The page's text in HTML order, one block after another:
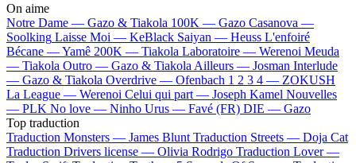
On aime
Notre Dame — Gazo & Tiakola 100K — Gazo Casanova —
Soolking Laisse Moi — KeBlack Saiyan — Heuss L'enfoiré
Bécane —Yamê 200K — Tiakola Laboratoire — Werenoi Meuda
— Tiakola Outro — Gazo & Tiakola Ailleurs — Josman Interlude
— Gazo & Tiakola Overdrive — Ofenbach 1 2 3 4 — ZOKUSH
La League — Werenoi Celui qui part — Joseph Kamel Nouvelles
— PLK No love — Ninho Urus — Favé (FR) DIE — Gazo
Top traduction
Traduction Monsters — James Blunt Traduction Streets — Doja Cat
Traduction Drivers license — Olivia Rodrigo Traduction Lover —